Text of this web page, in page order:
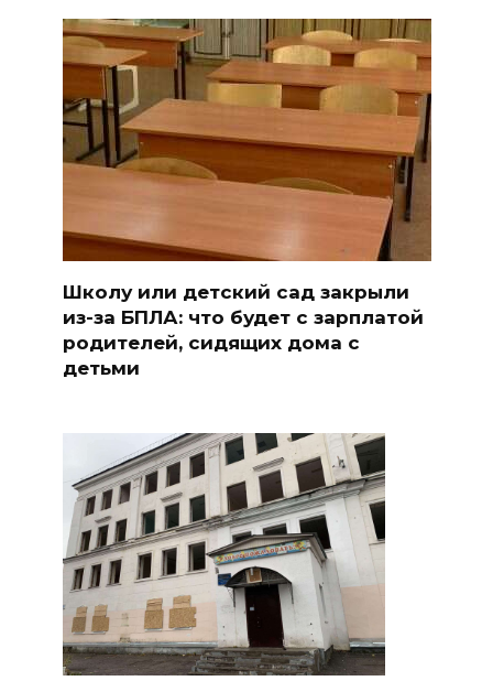
Школу или детский сад закрыли
из-за БПЛА: что будет с зарплатой
родителей, сидящих дома с
детьми